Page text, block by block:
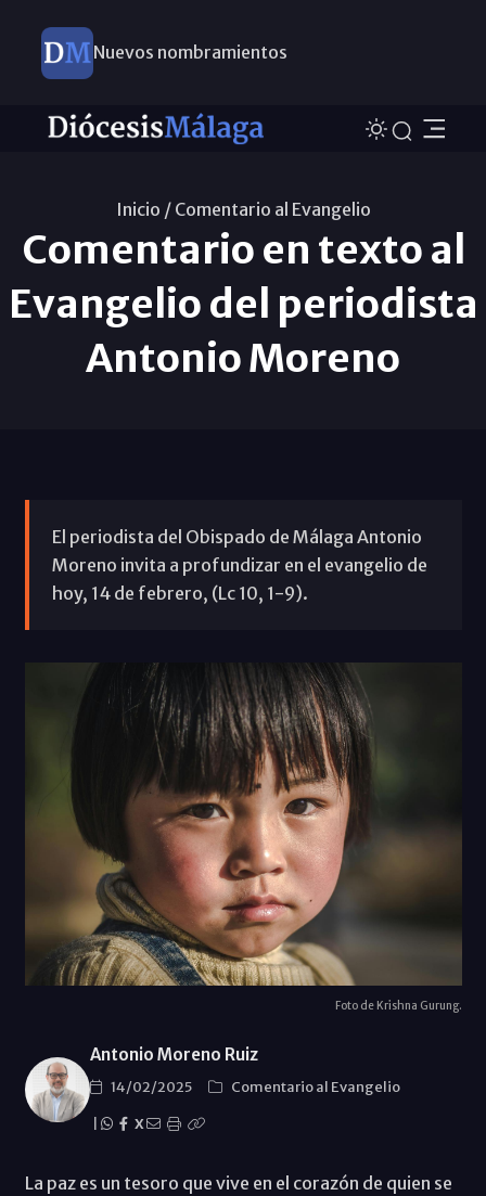
Nuevos nombramientos
Inicio / Comentario al Evangelio
Comentario en texto al
Evangelio del periodista
Antonio Moreno
El periodista del Obispado de Málaga Antonio
Moreno invita a profundizar en el evangelio de
hoy, 14 de febrero, (Lc 10, 1-9).
Foto de Krishna Gurung.
Antonio Moreno Ruiz
14/02/2025
Comentario al Evangelio
X
La paz es un tesoro que vive en el corazón de quien se